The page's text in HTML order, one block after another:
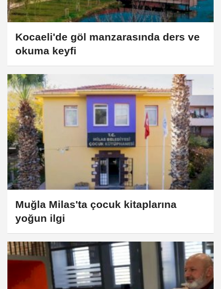
Kocaeli'de göl manzarasında ders ve
okuma keyfi
Muğla Milas'ta çocuk kitaplarına
yoğun ilgi